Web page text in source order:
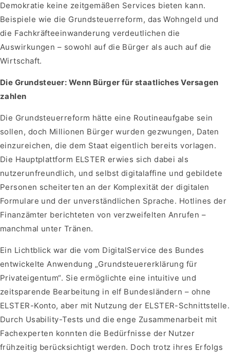
Demokratie keine zeitgemäßen Services bieten kann.
Beispiele wie die Grundsteuerreform, das Wohngeld und
die Fachkräfteeinwanderung verdeutlichen die
Auswirkungen – sowohl auf die Bürger als auch auf die
Wirtschaft.
Die Grundsteuer: Wenn Bürger für staatliches Versagen
zahlen
Die Grundsteuerreform hätte eine Routineaufgabe sein
sollen, doch Millionen Bürger wurden gezwungen, Daten
einzureichen, die dem Staat eigentlich bereits vorlagen.
Die Hauptplattform ELSTER erwies sich dabei als
nutzerunfreundlich, und selbst digitalaffine und gebildete
Personen scheiterten an der Komplexität der digitalen
Formulare und der unverständlichen Sprache. Hotlines der
Finanzämter berichteten von verzweifelten Anrufen –
manchmal unter Tränen.
Ein Lichtblick war die vom DigitalService des Bundes
entwickelte Anwendung „Grundsteuererklärung für
Privateigentum“. Sie ermöglichte eine intuitive und
zeitsparende Bearbeitung in elf Bundesländern – ohne
ELSTER-Konto, aber mit Nutzung der ELSTER-Schnittstelle.
Durch Usability-Tests und die enge Zusammenarbeit mit
Fachexperten konnten die Bedürfnisse der Nutzer
frühzeitig berücksichtigt werden. Doch trotz ihres Erfolgs